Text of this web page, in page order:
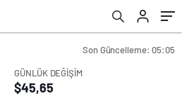
Son Güncelleme: 05:05
GÜNLÜK DEĞİŞİM
$45,65